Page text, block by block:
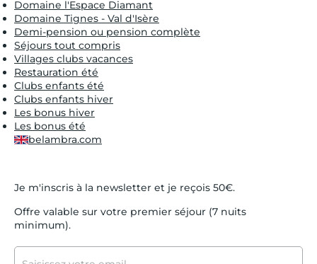
Domaine l'Espace Diamant
Domaine Tignes - Val d'Isère
Demi-pension ou pension complète
Séjours tout compris
Villages clubs vacances
Restauration été
Clubs enfants été
Clubs enfants hiver
Les bonus hiver
Les bonus été
belambra.com
Je m'inscris à la newsletter et je reçois 50€.
Offre valable sur votre premier séjour (7 nuits
minimum).